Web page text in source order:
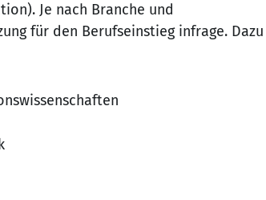
Je nach Branche und
für den Berufseinstieg infrage. Dazu